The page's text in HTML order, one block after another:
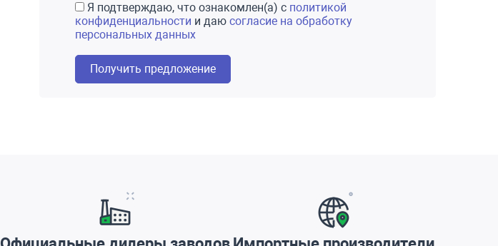
Я подтверждаю, что ознакомлен(а) с политикой
конфиденциальности и даю согласие на обработку
персональных данных
Получить предложение